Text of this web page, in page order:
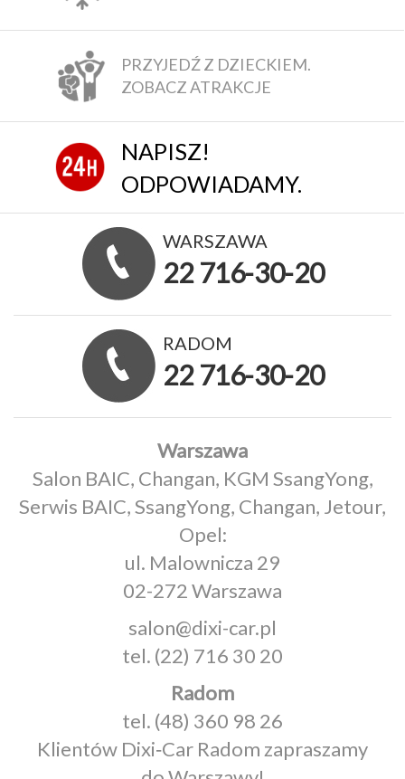
PRZYJEDŹ Z DZIECKIEM.
ZOBACZ ATRAKCJE
NAPISZ!
ODPOWIADAMY.
WARSZAWA
22 716-30-20
RADOM
22 716-30-20
Warszawa
Salon BAIC, Changan, KGM SsangYong,
Serwis BAIC, SsangYong, Changan, Jetour,
Opel:
ul. Malownicza 29
02-272 Warszawa
salon@dixi-car.pl
tel. (22) 716 30 20
Radom
tel. (48) 360 98 26
Klientów Dixi‑Car Radom zapraszamy